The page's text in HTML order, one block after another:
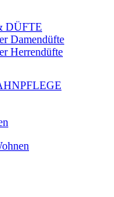
DÜFTE
Damendüfte
Herrendüfte